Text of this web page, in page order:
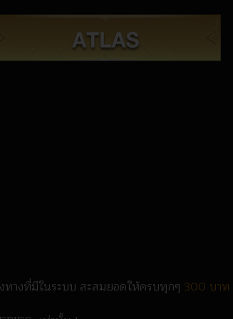
งทางที่มีในระบบ สะสมยอดให้ครบทุกๆ 300 บาท